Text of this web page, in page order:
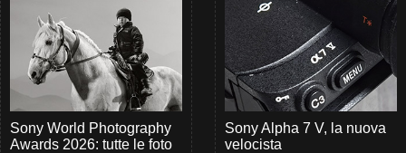
Sony World Photography
Awards 2026: tutte le foto
Sony Alpha 7 V, la nuova
velocista